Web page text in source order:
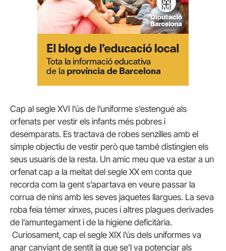
Cap al segle XVI l’ús de l’uniforme s’estengué als
orfenats per vestir els infants més pobres i
desemparats. Es tractava de robes senzilles amb el
simple objectiu de vestir però que també distingien els
seus usuaris de la resta. Un amic meu que va estar a un
orfenat cap a la meitat del segle XX em conta que
recorda com la gent s’apartava en veure passar la
corrua de nins amb les seves jaquetes llargues. La seva
roba feia témer xinxes, puces i altres plagues derivades
de l’amuntegament i de la higiene deficitària.
Curiosament, cap el segle XIX l’ús dels uniformes va
anar canviant de sentit ja que se’l va potenciar als